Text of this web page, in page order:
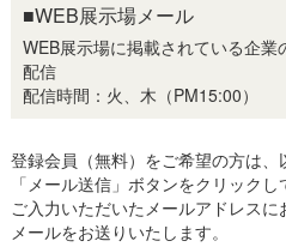
■WEB展示場メール
WEB展示場に掲載されている企
配信
配信時間：火、木（PM15:00）
登録会員（無料）をご希望の方は、
「メール送信」ボタンをクリックし
ご入力いただいたメールアドレス
メールをお送りいたします。